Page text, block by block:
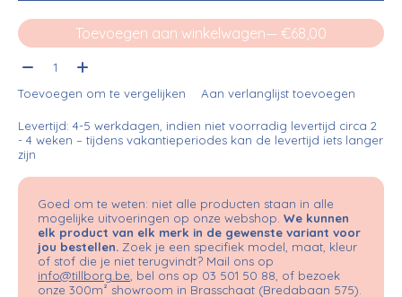
Toevoegen aan winkelwagen
— €68,00
Aantal:
Toevoegen om te vergelijken Aan verlanglijst toevoegen
Levertijd: 4-5 werkdagen, indien niet voorradig levertijd circa 2
- 4 weken – tijdens vakantieperiodes kan de levertijd iets langer
zijn
Goed om te weten: niet alle producten staan in alle
mogelijke uitvoeringen op onze webshop. We kunnen
elk product van elk merk in de gewenste variant voor
jou bestellen. Zoek je een specifiek model, maat, kleur
of stof die je niet terugvindt? Mail ons op
info@tillborg.be , bel ons op 03 501 50 88, of bezoek
onze 300m² showroom in Brasschaat (Bredabaan 575).